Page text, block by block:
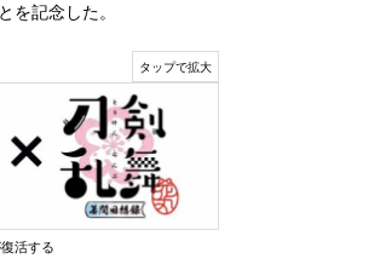
を記念した。
活する